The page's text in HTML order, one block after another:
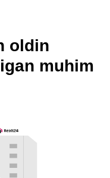
oldin
muhim